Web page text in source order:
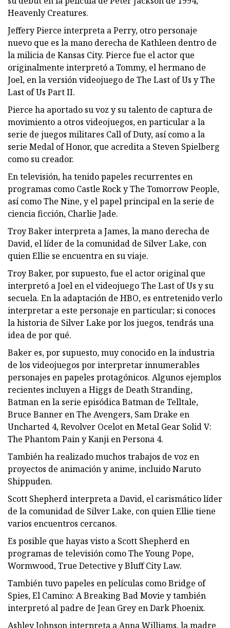
Heavenly Creatures.
Jeffery Pierce interpreta a Perry, otro personaje
nuevo que es la mano derecha de Kathleen dentro de
la milicia de Kansas City. Pierce fue el actor que
originalmente interpretó a Tommy, el hermano de
Joel, en la versión videojuego de The Last of Us y The
Last of Us Part II.
Pierce ha aportado su voz y su talento de captura de
movimiento a otros videojuegos, en particular a la
serie de juegos militares Call of Duty, así como a la
serie Medal of Honor, que acredita a Steven Spielberg
como su creador.
En televisión, ha tenido papeles recurrentes en
programas como Castle Rock y The Tomorrow People,
así como The Nine, y el papel principal en la serie de
ciencia ficción, Charlie Jade.
Troy Baker interpreta a James, la mano derecha de
David, el líder de la comunidad de Silver Lake, con
quien Ellie se encuentra en su viaje.
Troy Baker, por supuesto, fue el actor original que
interpretó a Joel en el videojuego The Last of Us y su
secuela. En la adaptación de HBO, es entretenido verlo
interpretar a este personaje en particular; si conoces
la historia de Silver Lake por los juegos, tendrás una
idea de por qué.
Baker es, por supuesto, muy conocido en la industria
de los videojuegos por interpretar innumerables
personajes en papeles protagónicos. Algunos ejemplos
recientes incluyen a Higgs de Death Stranding,
Batman en la serie episódica Batman de Telltale,
Bruce Banner en The Avengers, Sam Drake en
Uncharted 4, Revolver Ocelot en Metal Gear Solid V:
The Phantom Pain y Kanji en Persona 4.
También ha realizado muchos trabajos de voz en
proyectos de animación y anime, incluido Naruto
Shippuden.
Scott Shepherd interpreta a David, el carismático líder
de la comunidad de Silver Lake, con quien Ellie tiene
varios encuentros cercanos.
Es posible que hayas visto a Scott Shepherd en
programas de televisión como The Young Pope,
Wormwood, True Detective y Bluff City Law.
También tuvo papeles en películas como Bridge of
Spies, El Camino: A Breaking Bad Movie y también
interpretó al padre de Jean Grey en Dark Phoenix.
Ashley Johnson interpreta a Anna Williams, la madre